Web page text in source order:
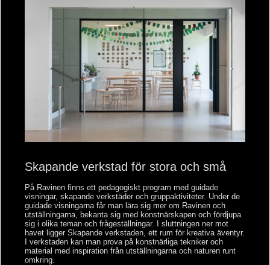
Skapande verkstad för stora och små
På Ravinen finns ett pedagogiskt program med guidade
visningar, skapande verkstäder och gruppaktiviteter. Under de
guidade visningarna får man lära sig mer om Ravinen och
utställningarna, bekanta sig med konstnärskapen och fördjupa
sig i olika teman och frågeställningar. I sluttningen ner mot
havet ligger Skapande verkstaden, ett rum för kreativa äventyr.
I verkstaden kan man prova på konstnärliga tekniker och
material med inspiration från utställningarna och naturen runt
omkring.